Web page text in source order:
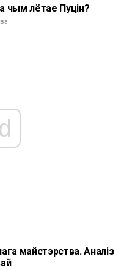
чым лётае Пуцін?
майстэрства. Аналіз